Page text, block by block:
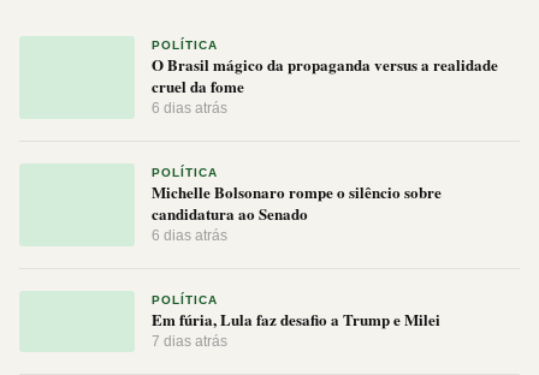
POLÍTICA
O Brasil mágico da propaganda versus a realidade
cruel da fome
6 dias atrás
POLÍTICA
Michelle Bolsonaro rompe o silêncio sobre
candidatura ao Senado
6 dias atrás
POLÍTICA
Em fúria, Lula faz desafio a Trump e Milei
7 dias atrás